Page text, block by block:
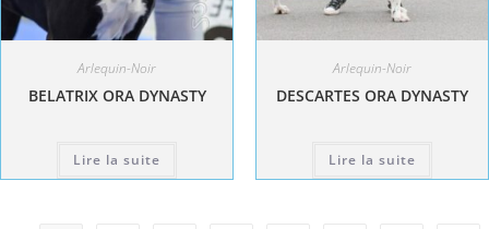
Arlequin-Noir
BELATRIX ORA DYNASTY
Lire la suite
Arlequin-Noir
DESCARTES ORA DYNASTY
Lire la suite